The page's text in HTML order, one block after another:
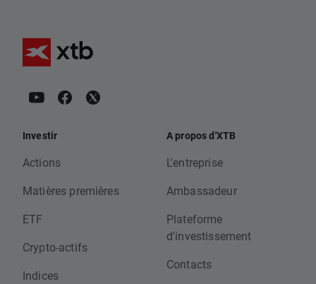
Investir
Actions
Matières premières
ETF
Crypto-actifs
Indices
A propos d'XTB
L'entreprise
Ambassadeur
Plateforme
d'investissement
Contacts